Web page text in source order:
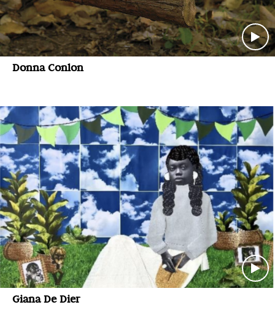
Donna Conlon
Giana De Dier